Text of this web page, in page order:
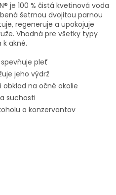
je 100 % čistá kvetinová voda
šetrnou dvojitou parnou
regeneruje a upokojuje
Vhodná pre všetky typy
akné.
pleť
jeho výdrž
na očné okolie
suchosti
a konzervantov